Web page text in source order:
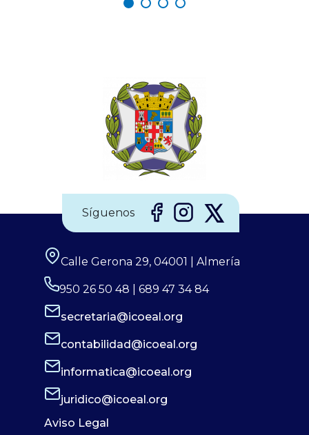
estos eventos será fascinante, pero la seguridad visual
(CGE), junto a la Sociedad Española de Enfermería
Oftalmológica (SEEOF) y el Hospital Ramón y Cajal de
Madrid, han puesto en marcha diferentes materiales
Síguenos
Calle Gerona 29, 04001 | Almería
950 26 50 48 | 689 47 34 84
secretaria@icoeal.org
contabilidad@icoeal.org
informatica@icoeal.org
juridico@icoeal.org
Aviso Legal